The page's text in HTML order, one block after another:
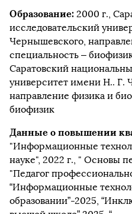
Образование: 2000 г.,
исследовательский
Чернышевского,
специальность –
Саратовский
университет имени Н.. Г.
направление физика и
биофизик
Данные о повышении
"Информационные
науке", 2022 г., " Основы
"Педагог
“Информационные
образовании”-2025,